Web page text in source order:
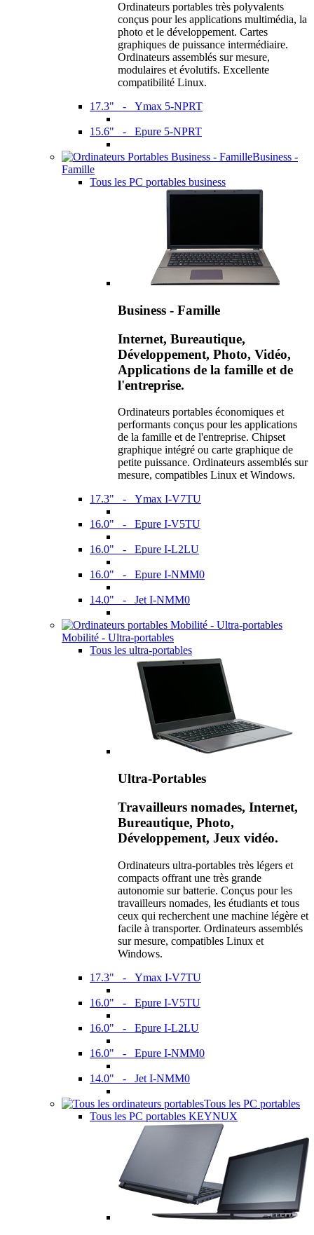
Ordinateurs portables très polyvalents
conçus pour les applications multimédia, la
photo et le développement. Cartes
graphiques de puissance intermédiaire.
Ordinateurs assemblés sur mesure,
modulaires et évolutifs. Excellente
compatibilité Linux.
17.3" - Ymax 5-NPRT
15.6" - Epure 5-NPRT
Business -
Famille
Tous les PC portables business
Business - Famille
Internet, Bureautique,
Développement, Photo, Vidéo,
Applications de la famille et de
l'entreprise.
Ordinateurs portables économiques et
performants conçus pour les applications
de la famille et de l'entreprise. Chipset
graphique intégré ou carte graphique de
petite puissance. Ordinateurs assemblés sur
mesure, compatibles Linux et Windows.
17.3" - Ymax I-V7TU
16.0" - Epure I-V5TU
16.0" - Epure I-L2LU
16.0" - Epure I-NMM0
14.0" - Jet I-NMM0
Mobilité - Ultra-portables
Tous les ultra-portables
Ultra-Portables
Travailleurs nomades, Internet,
Bureautique, Photo,
Développement, Jeux vidéo.
Ordinateurs ultra-portables très légers et
compacts offrant une très grande
autonomie sur batterie. Conçus pour les
travailleurs nomades, les étudiants et tous
ceux qui recherchent une machine légère et
facile à transporter. Ordinateurs assemblés
sur mesure, compatibles Linux et
Windows.
17.3" - Ymax I-V7TU
16.0" - Epure I-V5TU
16.0" - Epure I-L2LU
16.0" - Epure I-NMM0
14.0" - Jet I-NMM0
Tous les PC portables
Tous les PC portables KEYNUX